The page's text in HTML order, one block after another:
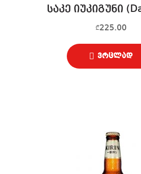
საკე იუკიგუნი
₾225.00
ვრცლად